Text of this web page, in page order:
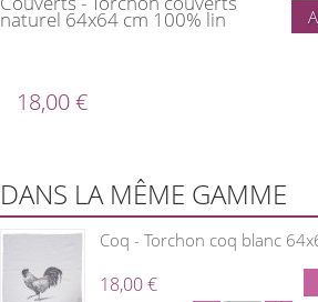
naturel 64x64 cm 100% lin
18,00 €
DANS LA MÊME GAMME
Coq - Torchon coq blanc
18,00 €